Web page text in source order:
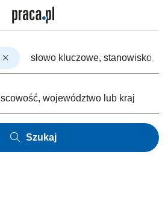
Szukaj